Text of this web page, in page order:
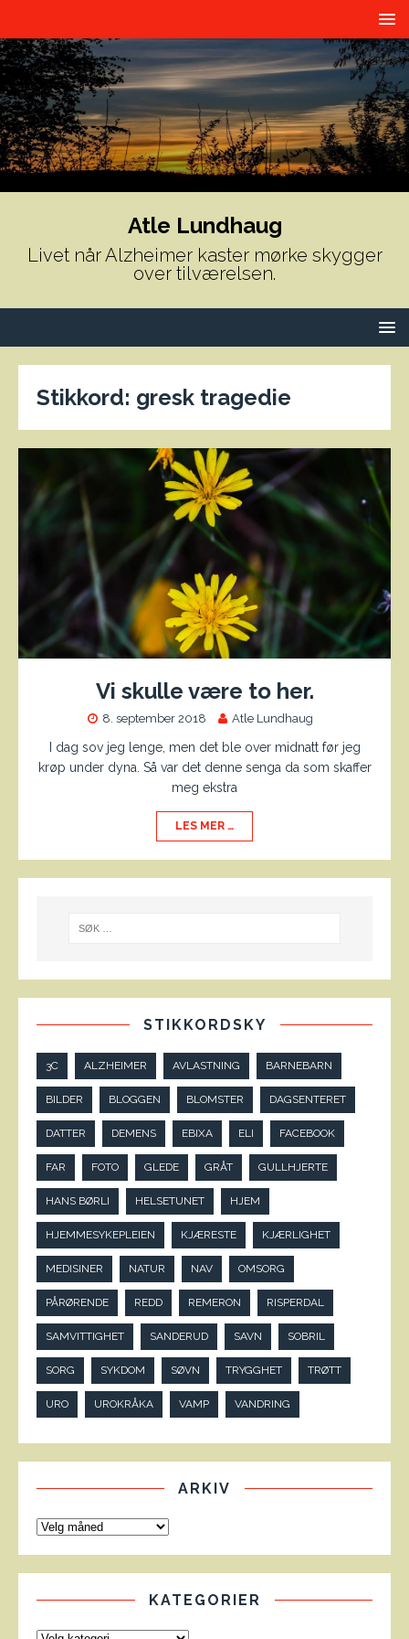
Atle Lundhaug
Livet når Alzheimer kaster mørke skygger
over tilværelsen.
Stikkord: gresk tragedie
Vi skulle være to her.
8. september 2018 Atle Lundhaug
I dag sov jeg lenge, men det ble over midnatt før jeg
krøp under dyna. Så var det denne senga da som skaffer
meg ekstra
LES MER …
STIKKORDSKY
3C ALZHEIMER AVLASTNING BARNEBARN
BILDER BLOGGEN BLOMSTER DAGSENTERET
DATTER DEMENS EBIXA ELI FACEBOOK
FAR FOTO GLEDE GRÅT GULLHJERTE
HANS BØRLI HELSETUNET HJEM
HJEMMESYKEPLEIEN KJÆRESTE KJÆRLIGHET
MEDISINER NATUR NAV OMSORG
PÅRØRENDE REDD REMERON RISPERDAL
SAMVITTIGHET SANDERUD SAVN SOBRIL
SORG SYKDOM SØVN TRYGGHET TRØTT
URO UROKRÅKA VAMP VANDRING
ARKIV
KATEGORIER